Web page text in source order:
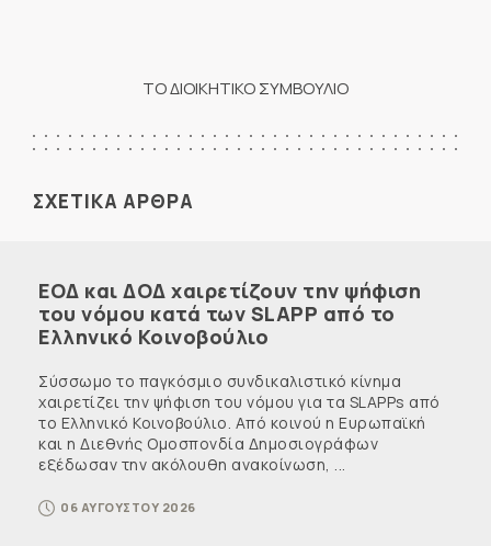
ΤΟ ΔΙΟΙΚΗΤΙΚΟ ΣΥΜΒΟΥΛΙΟ
ΣΧΕΤΙΚΑ ΑΡΘΡΑ
ΕΟΔ και ΔΟΔ χαιρετίζουν την ψήφιση
του νόμου κατά των SLAPP από το
Ελληνικό Κοινοβούλιο
Σύσσωμο το παγκόσμιο συνδικαλιστικό κίνημα
χαιρετίζει την ψήφιση του νόμου για τα SLAPPs από
το Ελληνικό Κοινοβούλιο. Από κοινού η Ευρωπαϊκή
και η Διεθνής Ομοσπονδία Δημοσιογράφων
εξέδωσαν την ακόλουθη ανακοίνωση, ...
06 ΑΥΓΟΥΣΤΟΥ 2026